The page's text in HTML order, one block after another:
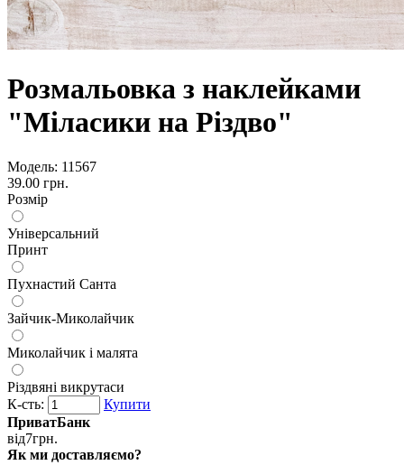
Розмальовка з наклейками
"Міласики на Різдво"
Модель: 11567
39.00 грн.
Розмір
Універсальний
Принт
Пухнастий Санта
Зайчик-Миколайчик
Миколайчик і малята
Різдвяні викрутаси
К-сть:
Купити
ПриватБанк
від7грн.
Як ми доставляємо?